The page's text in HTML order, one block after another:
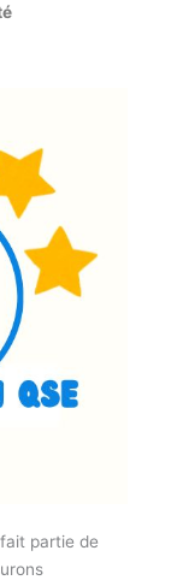
partie de